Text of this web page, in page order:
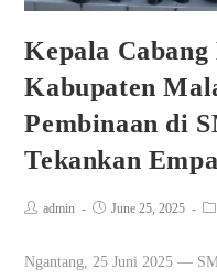
Kepala
Kabupaten
Pembinaan di
Tekankan
admin June 25, 2025
Ngantang, 25 Juni 2025 —